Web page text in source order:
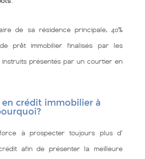
de sa résidence principale, 40%
prêt immobilier finalisés par les
instruits présentés par un courtier en
crédit immobilier à
à prospecter toujours plus d'
afin de présenter la meilleure